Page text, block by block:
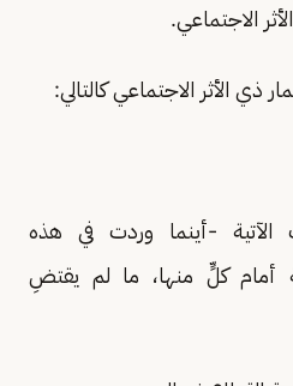
الاجتماعي.
ذي الأثر الاجتماعي كالتالي:
الآتية -أينما وردت في هذه
أمام كلٍّ منها، ما لم يقتضِ